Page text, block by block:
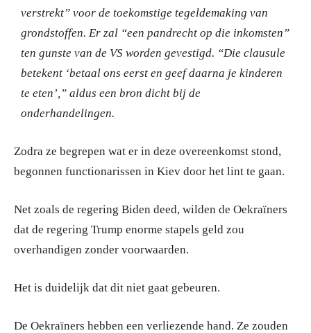
verstrekt” voor de toekomstige tegeldemaking van
grondstoffen. Er zal “een pandrecht op die inkomsten”
ten gunste van de VS worden gevestigd. “Die clausule
betekent ‘betaal ons eerst en geef daarna je kinderen
te eten’,” aldus een bron dicht bij de
onderhandelingen.
Zodra ze begrepen wat er in deze overeenkomst stond,
begonnen functionarissen in Kiev door het lint te gaan.
Net zoals de regering Biden deed, wilden de Oekraïners
dat de regering Trump enorme stapels geld zou
overhandigen zonder voorwaarden.
Het is duidelijk dat dit niet gaat gebeuren.
De Oekraïners hebben een verliezende hand. Ze zouden